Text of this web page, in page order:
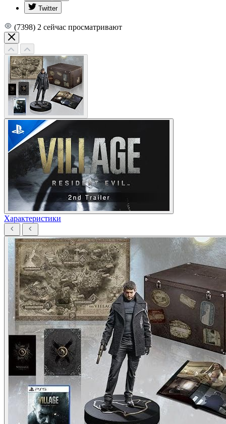
Twitter
(7398) 2 сейчас просматривают
Характеристики